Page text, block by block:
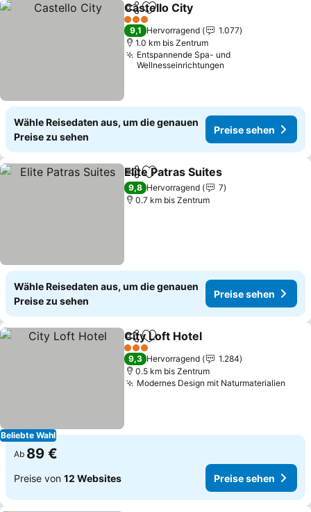
TeilenZu Favoriten hinzufügen
Castello City
3 Sterne
9,1 Hervorragend
1.077
1.0 km bis Zentrum
Entspannende Spa- und
Wellnesseinrichtungen
Wähle Reisedaten aus, um die genauen
Preise zu sehen
Preise sehen
TeilenZu Favoriten hinzufügen
Elite Patras Suites
9,8 Hervorragend
7
0.7 km bis Zentrum
Wähle Reisedaten aus, um die genauen
Preise zu sehen
Preise sehen
Beliebte Wahl
TeilenZu Favoriten hinzufügen
City Loft Hotel
3 Sterne
9,3 Hervorragend
1.284
0.5 km bis Zentrum
Modernes Design mit Naturmaterialien
Ab 89 €
Preise von 12 Websites Preise sehen